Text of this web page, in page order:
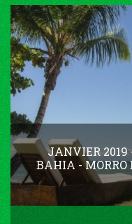
JANVIER 2019
BAHIA - MORRO